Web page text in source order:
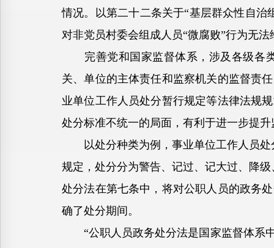
情况。以第二十二条关于“基层群众性自
对非党员村委会组成人员“微腐败”行为无
完善党和国家监督体系，涉及各级各类
关、单位的主体责任和监察机关的监督责
业单位工作人员处分暂行规定等法律法规
处分标准不统一的局面，有利于进一步提
以处分种类为例，事业单位工作人员处
规定，处分分为警告、记过、记大过、降
处分法在第七条中，将对公职人员的政务
确了处分期间。
“公职人员政务处分法是国家监督体系中